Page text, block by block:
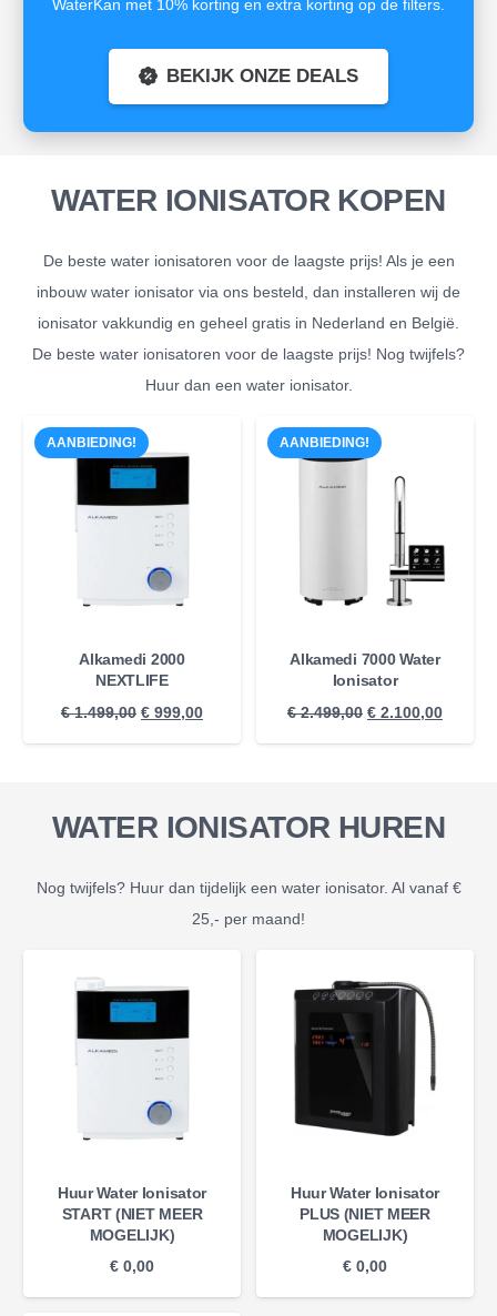
WaterKan met 10% korting en extra korting op de filters.
BEKIJK ONZE DEALS
WATER IONISATOR KOPEN
De beste water ionisatoren voor de laagste prijs! Als je een
inbouw water ionisator via ons besteld, dan installeren wij de
ionisator vakkundig en geheel gratis in Nederland en België.
De beste water ionisatoren voor de laagste prijs! Nog twijfels?
Huur dan een water ionisator.
AANBIEDING!
Alkamedi 2000
NEXTLIFE
€1.499,00 Oorspronkelijke
prijs
€ 999,00Huidige
prijs
AANBIEDING!
Alkamedi 7000 Water
Ionisator
€2.499,00 Oorspronkelijke
prijs
€ 2.100,00
prijs
WATER IONISATOR HUREN
Nog twijfels? Huur dan tijdelijk een water ionisator. Al vanaf €
25,- per maand!
Huur Water Ionisator
START (NIET MEER
MOGELIJK)
€ 0,00
Huur Water Ionisator
PLUS (NIET MEER
MOGELIJK)
€ 0,00